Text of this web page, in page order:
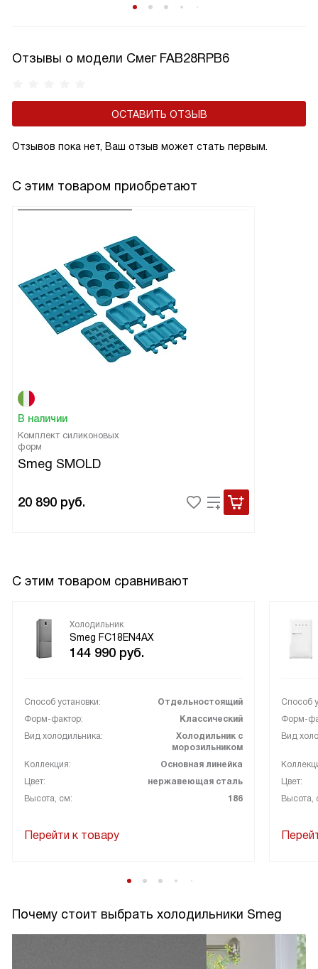
Отзывы о модели Смег FAB28RPB6
ОСТАВИТЬ ОТЗЫВ
Отзывов пока нет, Ваш отзыв может стать первым.
С этим товаром приобретают
В наличии
Комплект силиконовых
форм
Smeg SMOLD
20 890 руб.
С этим товаром сравнивают
Холодильник
Smeg FC18EN4AX
144 990 руб.
Способ установки:
Отдельностоящий
Форм-фактор:
Классический
Вид холодильника:
Холодильник с
морозильником
Коллекция:
Основная линейка
Цвет:
нержавеющая сталь
Высота, см:
186
Перейти к товару
Способ
Форм-
Вид
Цвет:
Высота,
Почему стоит выбрать холодильники Smeg